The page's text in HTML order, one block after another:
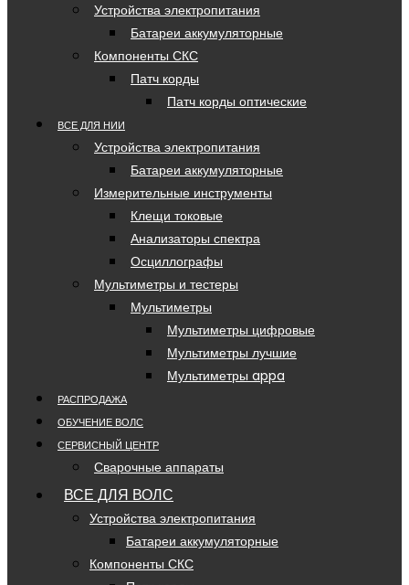
Устройства электропитания
Батареи аккумуляторные
Компоненты СКС
Патч корды
Патч корды оптические
ВСЕ ДЛЯ НИИ
Устройства электропитания
Батареи аккумуляторные
Измерительные инструменты
Клещи токовые
Анализаторы спектра
Осциллографы
Мультиметры и тестеры
Мультиметры
Мультиметры цифровые
Мультиметры лучшие
Мультиметры appa
РАСПРОДАЖА
ОБУЧЕНИЕ ВОЛС
СЕРВИСНЫЙ ЦЕНТР
Сварочные аппараты
ВСЕ ДЛЯ ВОЛС
Устройства электропитания
Батареи аккумуляторные
Компоненты СКС